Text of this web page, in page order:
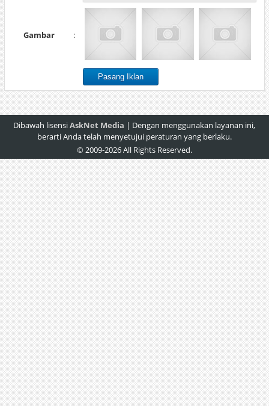
Gambar :
Dibawah lisensiAskNet Media | Dengan menggunakan layanan ini,
berarti Anda telah menyetujui peraturan yang berlaku.
© 2009-2026 All Rights Reserved.